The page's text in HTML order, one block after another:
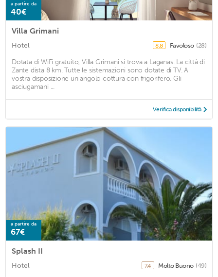
a partire da
40€
Villa Grimani
Hotel 8,8 Favoloso (28)
Dotata di WiFi gratuito, Villa Grimani si trova a Laganas. La città di
Zante dista 8 km. Tutte le sistemazioni sono dotate di TV. A
vostra disposizione un angolo cottura con frigorifero. Gli
asciugamani ...
Verifica disponibilità
a partire da
67€
Splash II
Hotel 7,4 Molto Buono (49)